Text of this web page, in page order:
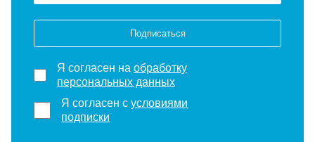
Подписаться
Я согласен на обработку
персональных данных
Я согласен сусловиями
подписки